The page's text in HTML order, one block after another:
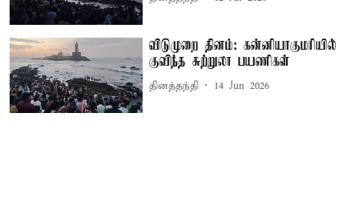
விடுமுறை தினம்: கன்னியாகுமரியில்
குவிந்த சுற்றுலா பயணிகள்
தினத்தந்தி 14 Jun 2026